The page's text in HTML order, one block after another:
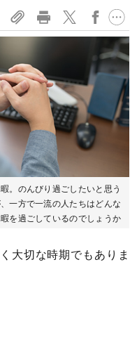
。のんびり過ごしたいと思う
一方で一流の人たちはどんな
を過ごしているのでしょうか
大切な時期でもありま